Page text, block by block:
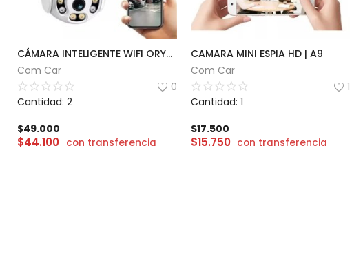
CÁMARA INTELIGENTE WIFI ORYX 1080px | OR-101KA
Com Car
0
Cantidad: 2
$49.000
$44.100 con transferencia
CAMARA MINI ESPIA HD | A9
Com Car
1
Cantidad: 1
$17.500
$15.750 con transferencia